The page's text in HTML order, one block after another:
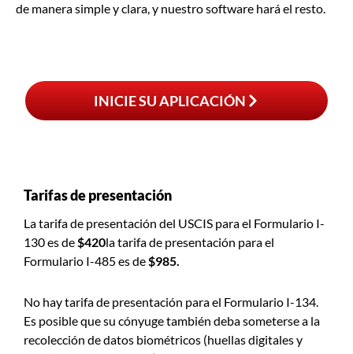
de manera simple y clara, y nuestro software hará el resto.
INICIE SU APLICACIÓN
Tarifas de presentación
La tarifa de presentación del USCIS para el Formulario I-
130 es de$420la tarifa de presentación para el
Formulario I-485 es de$985.
No hay tarifa de presentación para el Formulario I-134.
Es posible que su cónyuge también deba someterse a la
recolección de datos biométricos (huellas digitales y